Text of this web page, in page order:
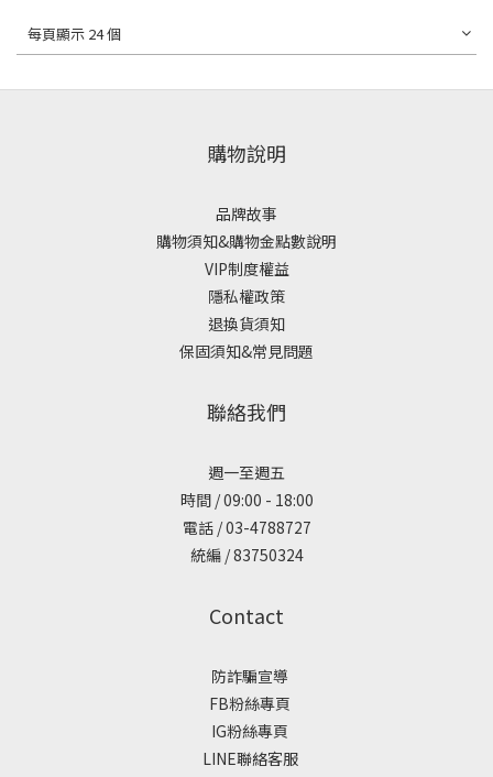
每頁顯示 24 個
購物說明
品牌故事
購物須知&購物金點數說明
VIP制度權益
隱私權政策
退換貨須知
保固須知&常見問題
聯絡我們
週一至週五
時間 / 09:00 - 18:00
電話 / 03-4788727
統編 / 83750324
Contact
防詐騙宣導
FB粉絲專頁
IG粉絲專頁
LINE聯絡客服